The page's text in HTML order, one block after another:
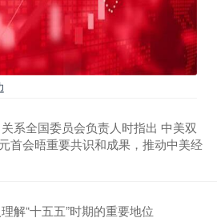
系全国委员会负责人时指出 中美双
首会晤重要共识和成果，推动中美经
解“十五五”时期的重要地位